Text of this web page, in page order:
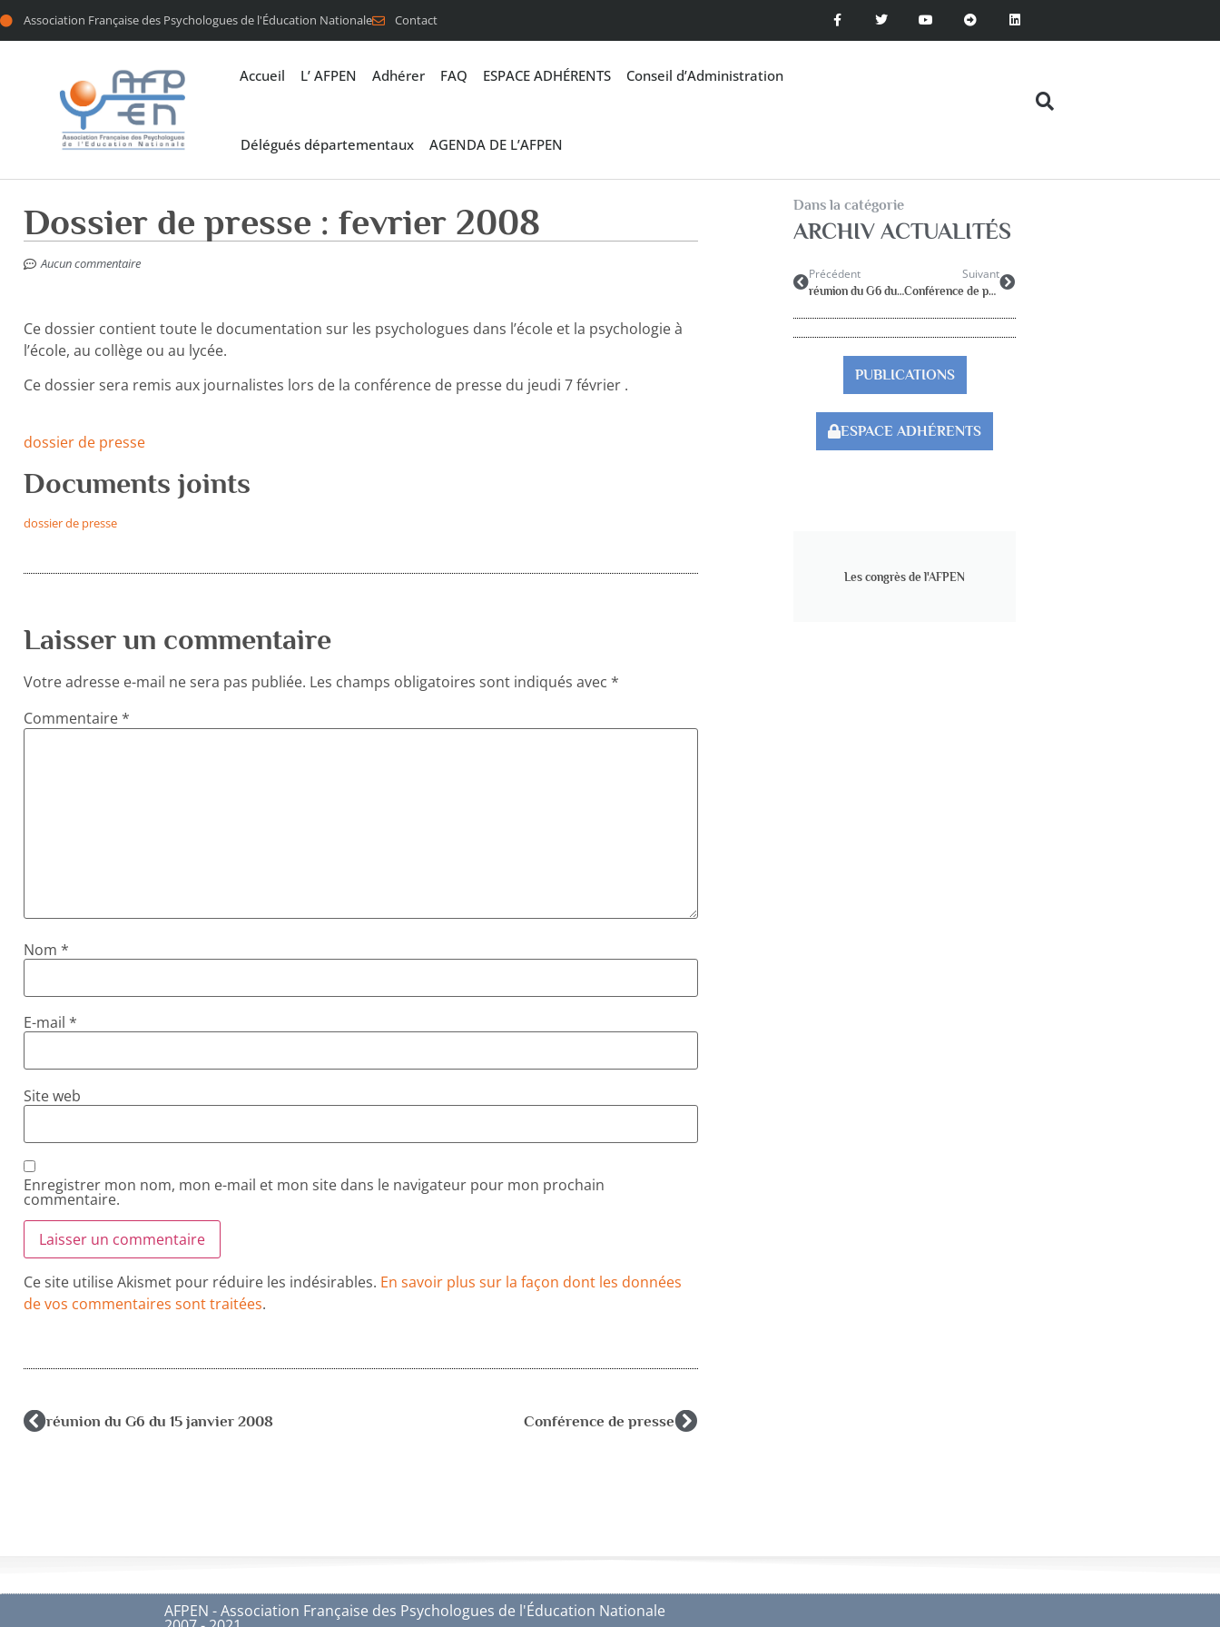
Association Française des Psychologues de l'Éducation Nationale Contact
Accueil L’ AFPEN Adhérer FAQ ESPACE ADHÉRENTS Conseil d’Administration
Délégués départementaux AGENDA DE L’AFPEN
Dossier de presse : fevrier 2008
Aucun commentaire
Ce dossier contient toute le documentation sur les psychologues dans l’école et la psychologie à
l’école, au collège ou au lycée.
Ce dossier sera remis aux journalistes lors de la conférence de presse du jeudi 7 février .
dossier de presse
Documents joints
dossier de presse
Laisser un commentaire
Votre adresse e-mail ne sera pas publiée. Les champs obligatoires sont indiqués avec *
Commentaire*
Nom *
E-mail *
Site web
Enregistrer mon nom, mon e-mail et mon site dans le navigateur pour mon prochain
commentaire.
Ce site utilise Akismet pour réduire les indésirables. En savoir plus sur la façon dont les données
de vos commentaires sont traitées.
réunion du G6 du 15 janvier 2008 Conférence de presse
Dans la catégorie
ARCHIV ACTUALITÉS
Précédent
réunion du G6 du 15 janvier 2008
Suivant
Conférence de presse
PUBLICATIONS
ESPACE ADHÉRENTS
Les congrès de l'AFPEN
AFPEN - Association Française des Psychologues de l'Éducation Nationale